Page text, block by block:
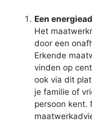
Een
Het
door een
Erkende
vinden op
ook via dit
je familie of
persoon kent.